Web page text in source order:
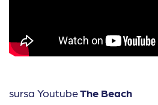
sursa YoutubeThe Beach